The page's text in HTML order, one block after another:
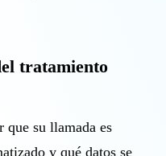
tratamiento
que su llamada es
y qué datos se